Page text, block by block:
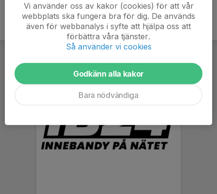
Vi använder oss av kakor (cookies) för att vår
webbplats ska fungera bra för dig. De används
även för webbanalys i syfte att hjälpa oss att
förbättra våra tjänster.
Så använder vi cookies
Godkänn alla kakor
Bara nödvändiga